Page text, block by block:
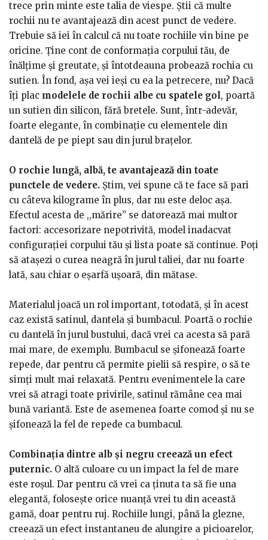
trece prin minte este talia de viespe. Ştii că multe
rochii nu te avantajează din acest punct de vedere.
Trebuie să iei în calcul că nu toate rochiile vin bine pe
oricine. Ţine cont de conformaţia corpului tău, de
înălţime şi greutate, şi întotdeauna probează rochia cu
sutien. În fond, aşa vei ieşi cu ea la petrecere, nu? Dacă
îţi plac modelele de rochii albe cu spatele gol, poartă
un sutien din silicon, fără bretele. Sunt, într-adevăr,
foarte elegante, în combinaţie cu elementele din
dantelă de pe piept sau din jurul braţelor.
O rochie lungă, albă, te avantajează din toate
punctele de vedere. Ştim, vei spune că te face să pari
cu câteva kilograme în plus, dar nu este deloc aşa.
Efectul acesta de ,,mărire” se datorează mai multor
factori: accesorizare nepotrivită, model inadacvat
configuraţiei corpului tău şi lista poate să continue. Poţi
să ataşezi o curea neagră în jurul taliei, dar nu foarte
lată, sau chiar o eşarfă uşoară, din mătase.
Materialul joacă un rol important, totodată, şi în acest
caz există satinul, dantela şi bumbacul. Poartă o rochie
cu dantelă în jurul bustului, dacă vrei ca acesta să pară
mai mare, de exemplu. Bumbacul se şifonează foarte
repede, dar pentru că permite pielii să respire, o să te
simţi mult mai relaxată. Pentru evenimentele la care
vrei să atragi toate privirile, satinul rămâne cea mai
bună variantă. Este de asemenea foarte comod şi nu se
şifonează la fel de repede ca bumbacul.
Combinaţia dintre alb şi negru creează un efect
puternic. O altă culoare cu un impact la fel de mare
este roşul. Dar pentru că vrei ca ţinuta ta să fie una
elegantă, foloseşte orice nuanţă vrei tu din această
gamă, doar pentru ruj. Rochiile lungi, până la glezne,
creează un efect instantaneu de alungire a picioarelor,